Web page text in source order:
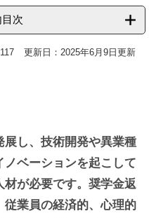
次
更新日：2025年6月9日更新
し、技術開発や異業種
ノベーションを起こして
が必要です。奨学金返
業員の経済的、心理的